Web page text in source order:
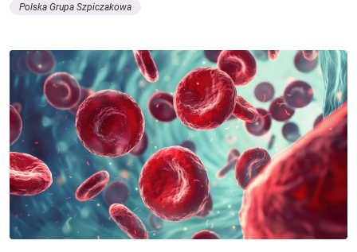
Polska Grupa Szpiczakowa